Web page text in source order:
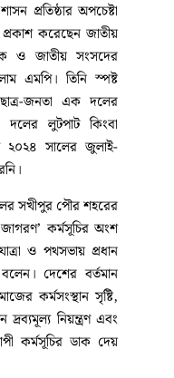
প্রতিষ্ঠার অপচেষ্টা
করেছেন জাতীয়
ও জাতীয় সংসদের
এমপি। তিনি স্পষ্ট
জনতা এক দলের
লুটপাট কিংবা
২০২৪ সালের জুলাই-
সখীপুর পৌর শহরের
কর্মসূচির অংশ
ও পথসভায় প্রধান
দেশের বর্তমান
কর্মসংস্থান সৃষ্টি,
নিয়ন্ত্রণ এবং
কর্মসূচির ডাক দেয়